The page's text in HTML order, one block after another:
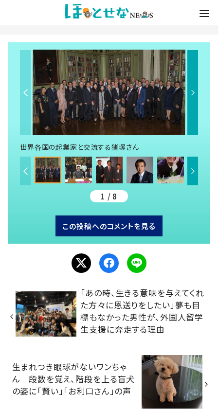
世界各国の起業家と交流する猪塚さん
1 / 8
この投稿へのコメントを見る
「あの時、生きる意味を与えてくれ
た方々に恩送りをしたい」夢も目
標もなかった男性が、外国人留学
生支援に奔走する理由
生まれつき眼球がないワンちゃ
ん 段数を覚え、階段を上る盲犬
の姿に「賢い」「お利口さん」の声